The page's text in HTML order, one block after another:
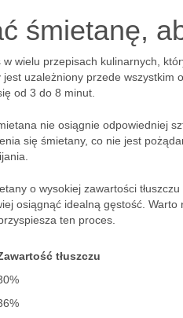
śmietanę,
wielu przepisach kulinarnych,
uzależniony przede wszystkim
od 3 do 8 minut.
nie osiągnie odpowiedniej
się śmietany, co nie jest
o wysokiej zawartości
osiągnąć idealną gęstość. Warto
ten proces.
tłuszczu